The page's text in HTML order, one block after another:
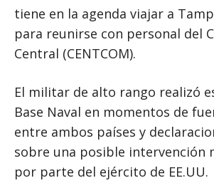
tiene en la agenda viajar a
para reunirse con personal del
Central (CENTCOM).
El militar de alto rango realizó
Base Naval en momentos de
entre ambos países y
sobre una posible intervención
por parte del ejército de EE.UU.